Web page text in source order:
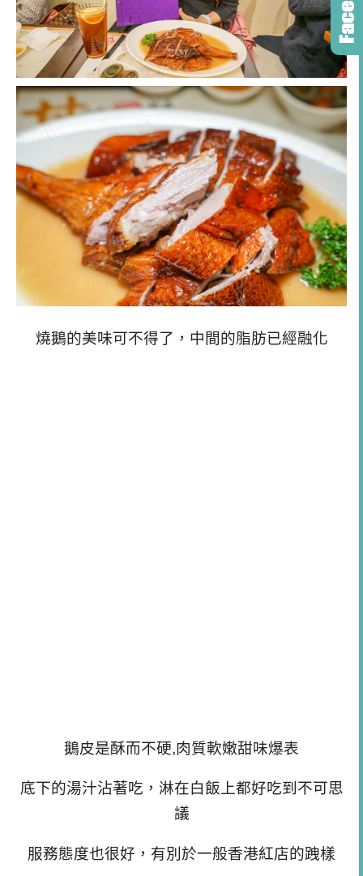
燒鵝的美味可不得了，中間的脂肪已經融化
鵝皮是酥而不硬,肉質軟嫩甜味爆表
底下的湯汁沾著吃，淋在白飯上都好吃到不可思
議
服務態度也很好，有別於一般香港紅店的跩樣